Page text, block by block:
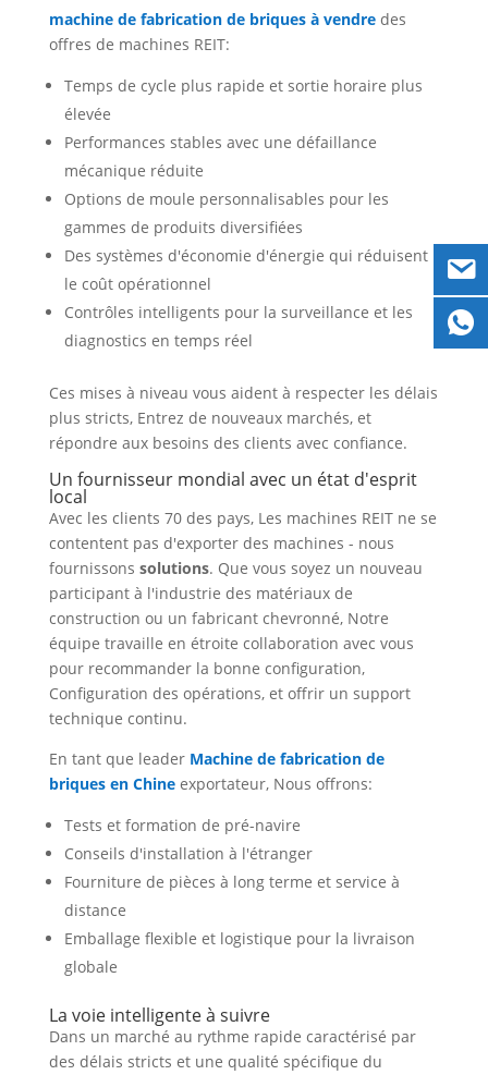
machine de fabrication de briques à vendredes
offres de machines REIT:
Temps de cycle plus rapide et sortie horaire plus
élevée
Performances stables avec une défaillance
mécanique réduite
Options de moule personnalisables pour les
gammes de produits diversifiées
Des systèmes d'économie d'énergie qui réduisent
le coût opérationnel
Contrôles intelligents pour la surveillance et les
diagnostics en temps réel
Ces mises à niveau vous aident à respecter les délais
plus stricts, Entrez de nouveaux marchés, et
répondre aux besoins des clients avec confiance.
Un fournisseur mondial avec un état d'esprit
local
Avec les clients 70 des pays, Les machines REIT ne se
contentent pas d'exporter des machines - nous
fournissons solutions. Que vous soyez un nouveau
participant à l'industrie des matériaux de
construction ou un fabricant chevronné, Notre
équipe travaille en étroite collaboration avec vous
pour recommander la bonne configuration,
Configuration des opérations, et offrir un support
technique continu.
En tant que leader Machine de fabrication de
briques en Chineexportateur, Nous offrons:
Tests et formation de pré-navire
Conseils d'installation à l'étranger
Fourniture de pièces à long terme et service à
distance
Emballage flexible et logistique pour la livraison
globale
La voie intelligente à suivre
Dans un marché au rythme rapide caractérisé par
des délais stricts et une qualité spécifique du